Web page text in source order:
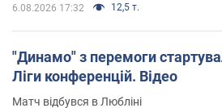
6.08.2026 17:32 12,5 т.
"Динамо" з перемоги
Ліги конференцій. Відео
Матч відбувся в Любліні